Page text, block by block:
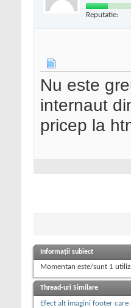
Reputatie:
Nu este
internaut
pricep la
Informații subiect
Momentan este/sunt 1
Thread-uri Similare
Efect alt imagini footer